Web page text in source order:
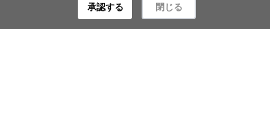
承認する 閉じる
提出書類について